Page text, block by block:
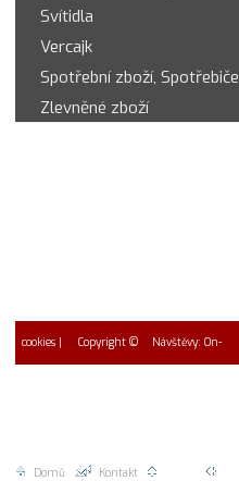
Svítidla
Vercajk
Spotřební zboží, Spotřebiče
Zlevněné zboží
cookies | Copyright © Návštěvy: On-
Nahoru |
Kontakt |
Domů |